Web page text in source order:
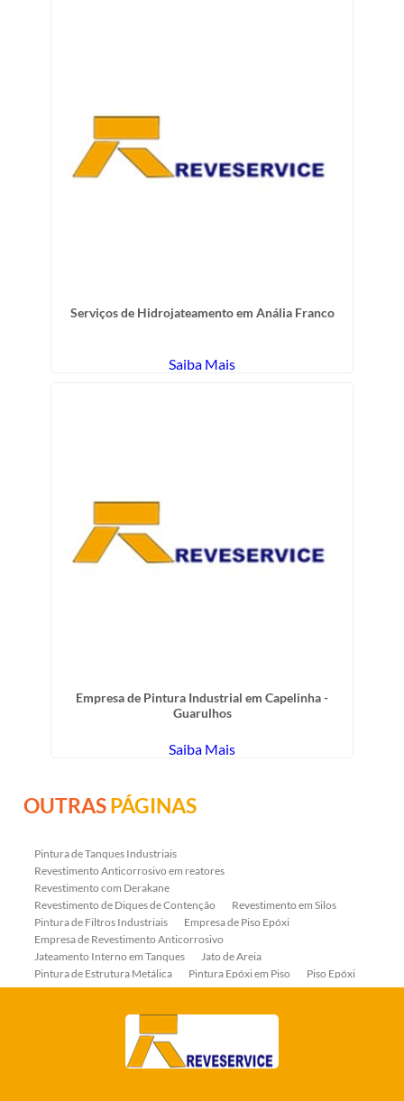
Serviços de Hidrojateamento em Anália Franco
Saiba Mais
Empresa de Pintura Industrial em Capelinha -
Guarulhos
Saiba Mais
OUTRASPÁGINAS
Pintura de Tanques Industriais
Revestimento Anticorrosivo em reatores
Revestimento com Derakane
Revestimento de Diques de Contenção
Revestimento em Silos
Pintura de Filtros Industriais
Empresa de Piso Epóxi
Empresa de Revestimento Anticorrosivo
Jateamento Interno em Tanques
Jato de Areia
Pintura de Estrutura Metálica
Pintura Epóxi em Piso
Piso Epóxi
Piso Epóxi Autonivelante
Revestimento E-coat em Serpentinas
Revestimentos Anticorrosivos em Trocadores de Calor
Revestimentos em Tanques
Revestimentos Fenólicos